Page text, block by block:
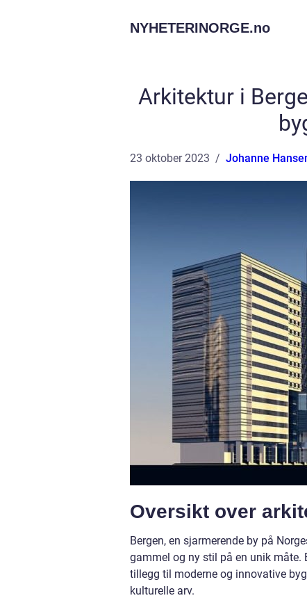
NYHETERINORGE.no
Arkitektur i
23 oktober 2023 Johanne
Oversikt over
Bergen, en sjarmerende by på
gammel og ny stil på en unik måte.
tillegg til moderne og innovative
kulturelle arv.